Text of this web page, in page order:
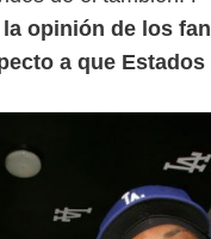
opinión de los
a que